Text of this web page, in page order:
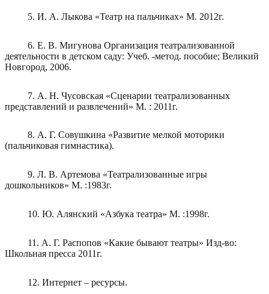
5. И. А. Лыкова «Театр на пальчиках» М. 2012г.
6. Е. В. Мигунова Организация театрализованной
деятельности в детском саду: Учеб. -метод. пособие; Великий
Новгород, 2006.
7. А. Н. Чусовская «Сценарии театрализованных
представлений и развлечений» М. : 2011г.
8. А. Г. Совушкина «Развитие мелкой моторики
(пальчиковая гимнастика).
9. Л. В. Артемова «Театрализованные игры
дошкольников» М. :1983г.
10. Ю. Алянский «Азбука театра» М. :1998г.
11. А. Г. Распопов «Какие бывают театры» Изд-во:
Школьная пресса 2011г.
12. Интернет – ресурсы.